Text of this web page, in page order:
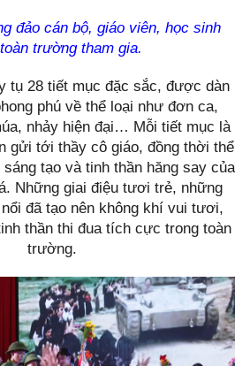
đảo cán bộ, giáo viên, học sinh
trường tham gia.
tụ 28 tiết mục đặc sắc, được dàn
phú về thể loại như đơn ca,
nhảy hiện đại… Mỗi tiết mục là
gửi tới thầy cô giáo, đồng thời thể
tạo và tinh thần hăng say của
Những giai điệu tươi trẻ, những
đã tạo nên không khí vui tươi,
thần thi đua tích cực trong toàn
trường.